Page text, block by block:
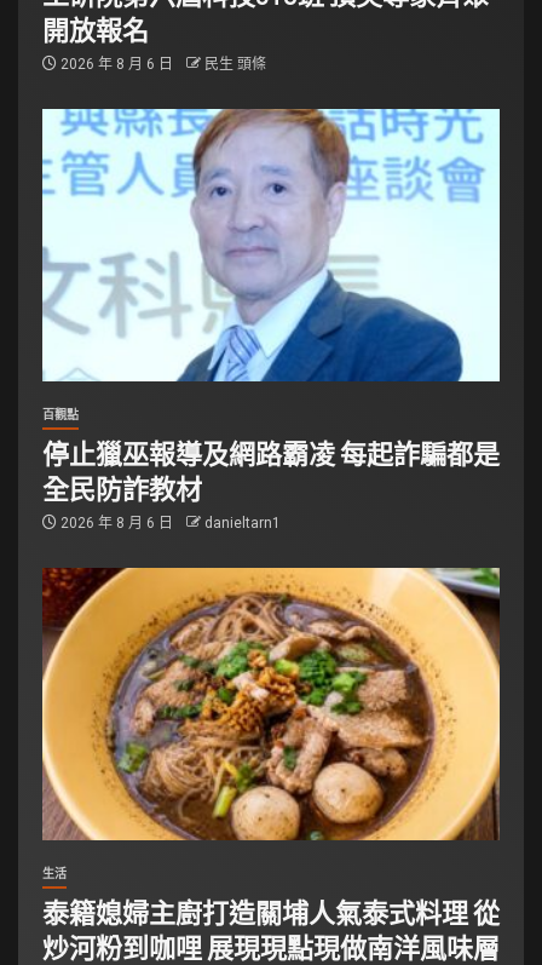
開放報名
2026 年 8 月 6 日 民生 頭條
百觀點
停止獵巫報導及網路霸凌 每起詐騙都是
全民防詐教材
2026 年 8 月 6 日 danieltarn1
生活
泰籍媳婦主廚打造關埔人氣泰式料理 從
炒河粉到咖哩 展現現點現做南洋風味層